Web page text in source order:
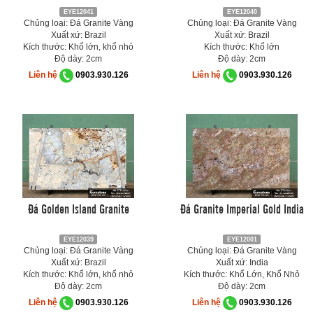
EYE12041
Chủng loại: Đá Granite Vàng
Xuất xứ: Brazil
Kích thước: Khổ lớn, khổ nhỏ
Độ dày: 2cm
Liên hệ
0903.930.126
EYE12040
Chủng loại: Đá Granite Vàng
Xuất xứ: Brazil
Kích thước: Khổ lớn
Độ dày: 2cm
Liên hệ
0903.930.126
Đá Golden Island Granite
EYE12039
Chủng loại: Đá Granite Vàng
Xuất xứ: Brazil
Kích thước: Khổ lớn, khổ nhỏ
Độ dày: 2cm
Liên hệ
0903.930.126
Đá Granite Imperial Gold India
EYE12001
Chủng loại: Đá Granite Vàng
Xuất xứ: India
Kích thước: Khổ Lớn, Khổ Nhỏ
Độ dày: 2cm
Liên hệ
0903.930.126